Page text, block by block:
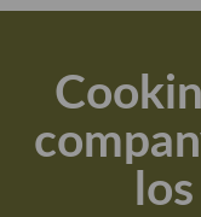
Actualidad y
Apuntes, estudios
Aceite de Oliva
Recetas maridadas